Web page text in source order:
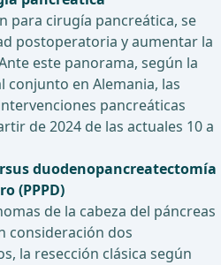
para cirugía pancreática, se
postoperatoria y aumentar la
este panorama, según la
conjunto en Alemania, las
pancreáticas
de 2024 de las actuales 10 a
duodenopancreatectomía
(PPPD)
de la cabeza del páncreas
consideración dos
la resección clásica según